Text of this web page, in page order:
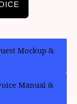
Mockup &
Manual &